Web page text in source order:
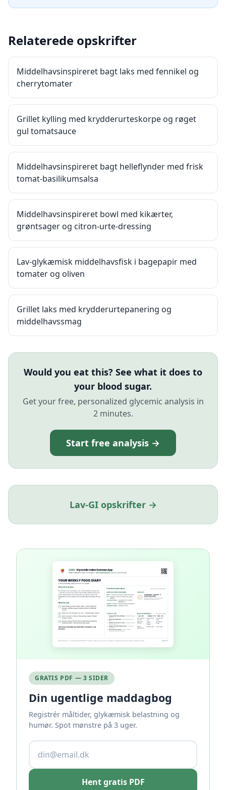
Relaterede opskrifter
Middelhavsinspireret bagt laks med fennikel og
cherrytomater
Grillet kylling med krydderurteskorpe og røget
gul tomatsauce
Middelhavsinspireret bagt helleflynder med frisk
tomat-basilikumsalsa
Middelhavsinspireret bowl med kikærter,
grøntsager og citron-urte-dressing
Lav-glykæmisk middelhavsfisk i bagepapir med
tomater og oliven
Grillet laks med krydderurtepanering og
middelhavssmag
Would you eat this? See what it does to
your blood sugar.
Get your free, personalized glycemic analysis in
2 minutes.
Start free analysis →
Lav-GI opskrifter →
GRATIS PDF — 3 SIDER
Din ugentlige maddagbog
Registrér måltider, glykæmisk belastning og
humør. Spot mønstre på 3 uger.
Hent gratis PDF